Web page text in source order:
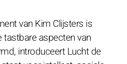
van Kim Clijsters is
aspecten van
introduceert Lucht de